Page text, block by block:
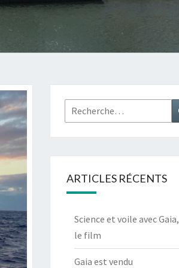
Rechercher :
ARTICLES RÉCENTS
Science et voile avec Gaia,
le film
Gaia est vendu